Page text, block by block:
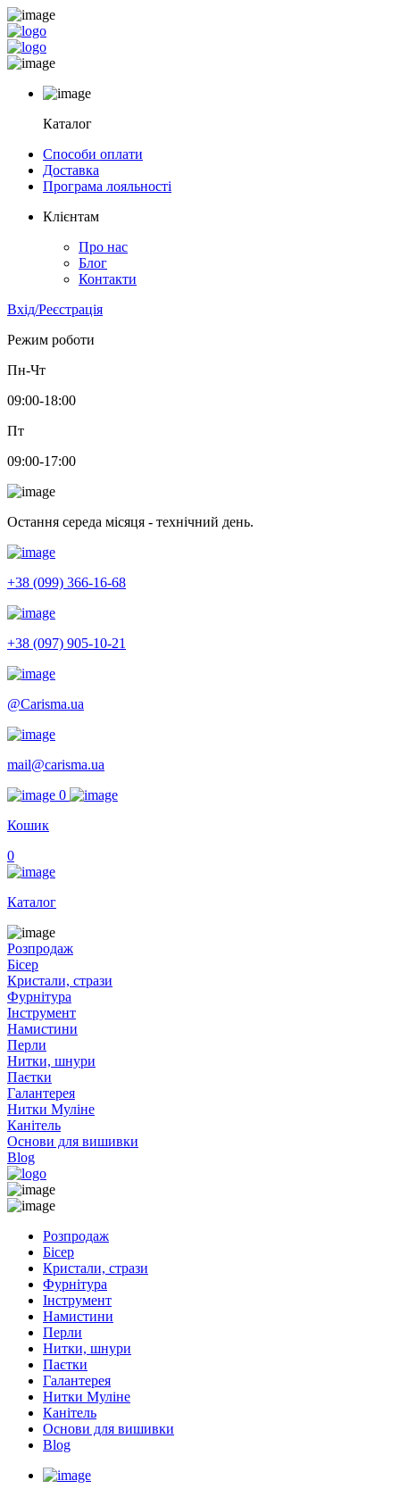
Каталог
Способи оплати
Доставка
Програма лояльності
Клієнтам
Про нас
Блог
Контакти
Вхід/Реєстрація
Режим роботи
Пн-Чт
09:00-18:00
Пт
09:00-17:00
Остання середа місяця - технічний день.
+38 (099) 366-16-68
+38 (097) 905-10-21
@Carisma.ua
mail@carisma.ua
0
Кошик
0
Каталог
Розпродаж
Бісер
Кристали, стрази
Фурнітура
Інструмент
Намистини
Перли
Нитки, шнури
Паєтки
Галантерея
Нитки Муліне
Канітель
Основи для вишивки
Blog
Розпродаж
Бісер
Кристали, стрази
Фурнітура
Інструмент
Намистини
Перли
Нитки, шнури
Паєтки
Галантерея
Нитки Муліне
Канітель
Основи для вишивки
Blog